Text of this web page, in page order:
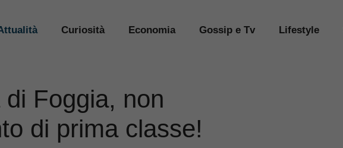
Curiosità Economia Gossip e Tv Lifestyle
Foggia, non
di prima classe!